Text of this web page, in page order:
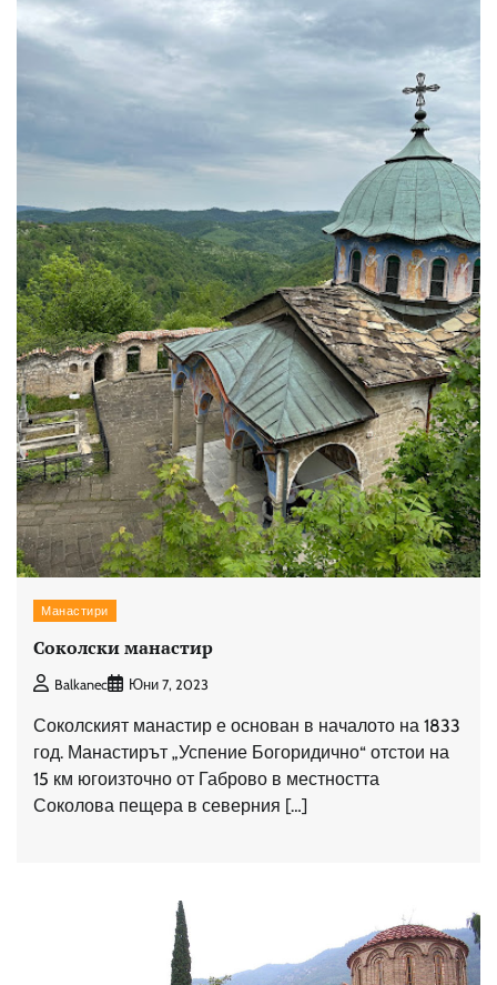
Манастири
Соколски манастир
Balkanec Юни 7, 2023
Соколският манастир е основан в началото на 1833
год. Манастирът „Успение Богоридично“ отстои на
15 км югоизточно от Габрово в местността
Соколова пещера в северния […]